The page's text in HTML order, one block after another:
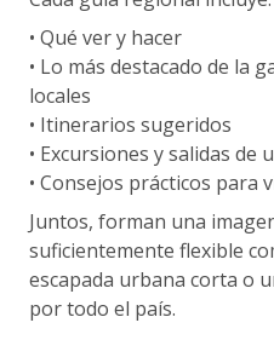
• Qué ver y hacer
• Lo más destacado de la
locales
• Itinerarios sugeridos
• Excursiones y salidas de
• Consejos prácticos para
Juntos, forman una
suficientemente flexible
escapada urbana corta o
por todo el país.